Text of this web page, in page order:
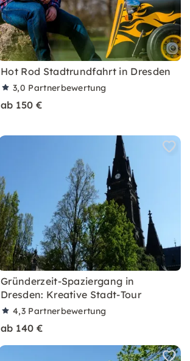
Hot Rod Stadtrundfahrt in Dresden
3,0 Partnerbewertung
ab 150 €
Gründerzeit-Spaziergang in
Dresden: Kreative Stadt-Tour
4,3 Partnerbewertung
ab 140 €